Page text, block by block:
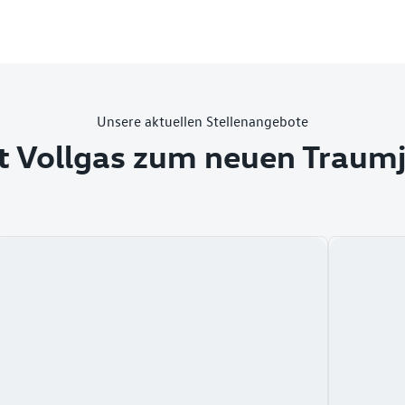
Unsere aktuellen Stellenangebote
Vollgas zum neuen